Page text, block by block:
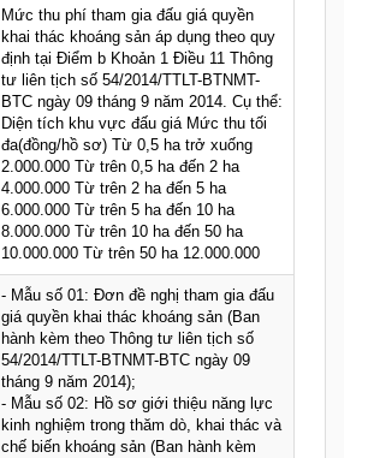
Mức thu phí tham gia đấu giá quyền
khai thác khoáng sản áp dụng theo quy
định tại Điểm b Khoản 1 Điều 11 Thông
tư liên tịch số 54/2014/TTLT-BTNMT-
BTC ngày 09 tháng 9 năm 2014. Cụ thể:
Diện tích khu vực đấu giá Mức thu tối
đa(đồng/hồ sơ) Từ 0,5 ha trở xuống
2.000.000 Từ trên 0,5 ha đến 2 ha
4.000.000 Từ trên 2 ha đến 5 ha
6.000.000 Từ trên 5 ha đến 10 ha
8.000.000 Từ trên 10 ha đến 50 ha
10.000.000 Từ trên 50 ha 12.000.000
- Mẫu số 01: Đơn đề nghị tham gia đấu
giá quyền khai thác khoáng sản (Ban
hành kèm theo Thông tư liên tịch số
54/2014/TTLT-BTNMT-BTC ngày 09
tháng 9 năm 2014);
- Mẫu số 02: Hồ sơ giới thiệu năng lực
kinh nghiệm trong thăm dò, khai thác và
chế biến khoáng sản (Ban hành kèm